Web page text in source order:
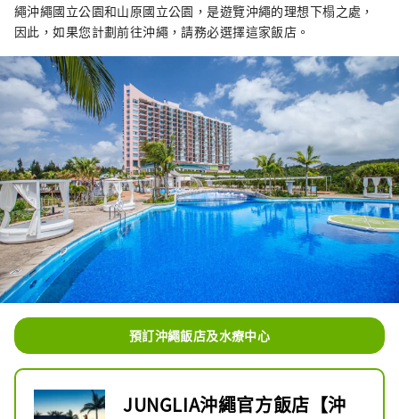
繩沖繩國立公園和山原國立公園，是遊覽沖繩的理想下榻之處，
因此，如果您計劃前往沖繩，請務必選擇這家飯店。
預訂沖繩飯店及水療中心
JUNGLIA沖繩官方飯店【沖